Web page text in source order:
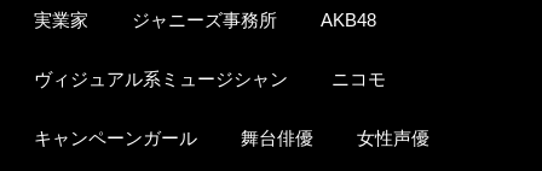
実業家 ジャニーズ事務所 AKB48
ヴィジュアル系ミュージシャン ニコモ
キャンペーンガール 舞台俳優 女性声優